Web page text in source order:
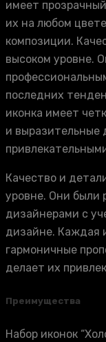
имеет
их на любом
композиции.
высоком уровне.
последних
иконка имеет
и выразительные
Качество и
уровне. Они были
дизайнерами с
дизайне. Каждая
гармоничные
делает их
Преимущества
Набор иконок